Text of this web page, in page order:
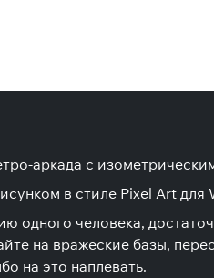
аркада с
в стиле Pixel Art для
одного человека,
на вражеские базы,
на это наплевать.